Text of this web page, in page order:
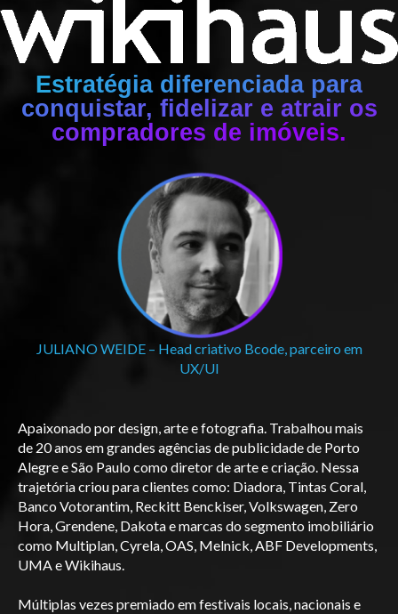
Estratégia diferenciada para
conquistar, fidelizar e atrair os
compradores de imóveis.
JULIANO WEIDE – Head criativo Bcode, parceiro em
UX/UI
Apaixonado por design, arte e fotografia. Trabalhou mais
de 20 anos em grandes agências de publicidade de Porto
Alegre e São Paulo como diretor de arte e criação. Nessa
trajetória criou para clientes como: Diadora, Tintas Coral,
Banco Votorantim, Reckitt Benckiser, Volkswagen, Zero
Hora, Grendene, Dakota e marcas do segmento imobiliário
como Multiplan, Cyrela, OAS, Melnick, ABF Developments,
UMA e Wikihaus.
Múltiplas vezes premiado em festivais locais, nacionais e